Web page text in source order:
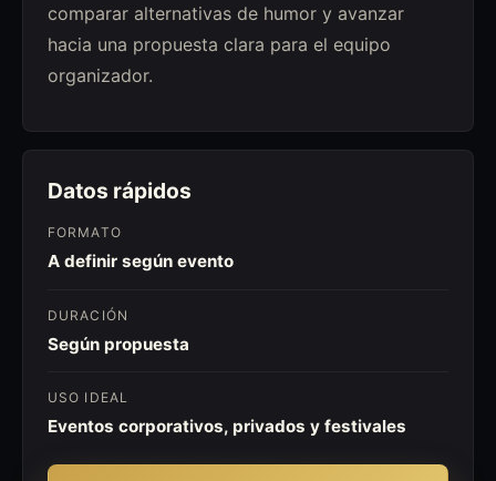
comparar alternativas de humor y avanzar
hacia una propuesta clara para el equipo
organizador.
Datos rápidos
FORMATO
A definir según evento
DURACIÓN
Según propuesta
USO IDEAL
Eventos corporativos, privados y festivales